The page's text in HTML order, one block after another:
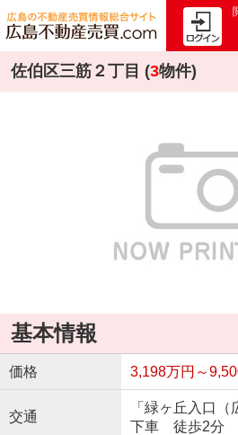
佐伯区三筋２丁目 (3物件)
基本情報
価格 3,198万円～
交通
「緑ヶ丘入口
下車 徒歩2分